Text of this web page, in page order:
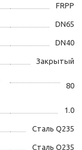
FRPP
DN65
DN40
Закрытый
80
1.0
Сталь Q235
Сталь Q235